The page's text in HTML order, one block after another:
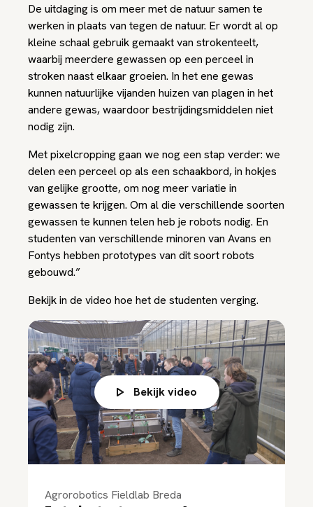
De uitdaging is om meer met de natuur samen te
werken in plaats van tegen de natuur. Er wordt al op
kleine schaal gebruik gemaakt van strokenteelt,
waarbij meerdere gewassen op een perceel in
stroken naast elkaar groeien. In het ene gewas
kunnen natuurlijke vijanden huizen van plagen in het
andere gewas, waardoor bestrijdingsmiddelen niet
nodig zijn.
Met pixelcropping gaan we nog een stap verder: we
delen een perceel op als een schaakbord, in hokjes
van gelijke grootte, om nog meer variatie in
gewassen te krijgen. Om al die verschillende soorten
gewassen te kunnen telen heb je robots nodig. En
studenten van verschillende minoren van Avans en
Fontys hebben prototypes van dit soort robots
gebouwd.”
Bekijk in de video hoe het de studenten verging.
Bekijk video
Agrorobotics Fieldlab Breda